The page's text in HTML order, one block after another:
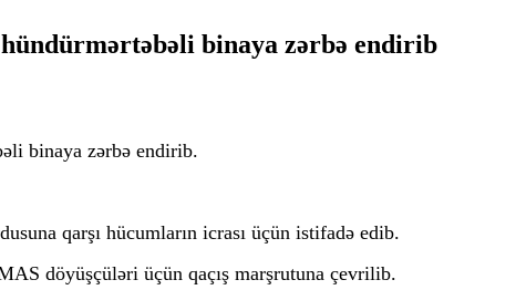
binaya zərbə endirib
binaya zərbə endirib.
qarşı hücumların icrası üçün istifadə edib.
döyüşçüləri üçün qaçış marşrutuna çevrilib.